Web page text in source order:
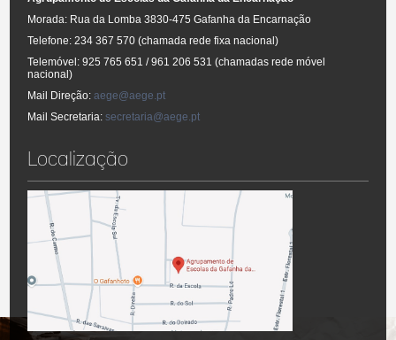
Morada: Rua da Lomba 3830-475 Gafanha da Encarnação
Telefone: 234 367 570 (chamada rede fixa nacional)
Telemóvel: 925 765 651 / 961 206 531 (chamadas rede móvel
nacional)
Mail Direção:aege@aege.pt
Mail Secretaria:secretaria@aege.pt
Localização